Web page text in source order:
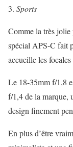
Sports
Comme la très
spécial APS-C fait
accueille les
Le 18-35mm f/1,8
f/1,4 de la marque,
design finement
En plus d’être